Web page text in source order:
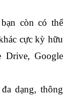
còn có thể
cực kỳ hữu
Drive, Google
dạng, thông